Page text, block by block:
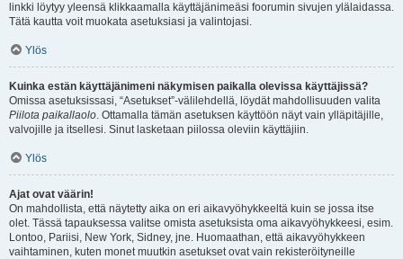
linkki löytyy yleensä klikkaamalla käyttäjänimeäsi foorumin sivujen ylälaidassa.
Tätä kautta voit muokata asetuksiasi ja valintojasi.
Ylös
Kuinka estän käyttäjänimeni näkymisen paikalla olevissa käyttäjissä?
Omissa asetuksissasi, “Asetukset”-välilehdellä, löydät mahdollisuuden valita
Piilota paikallaolo. Ottamalla tämän asetuksen käyttöön näyt vain ylläpitäjille,
valvojille ja itsellesi. Sinut lasketaan piilossa oleviin käyttäjiin.
Ylös
Ajat ovat väärin!
On mahdollista, että näytetty aika on eri aikavyöhykkeeltä kuin se jossa itse
olet. Tässä tapauksessa valitse omista asetuksista oma aikavyöhykkeesi, esim.
Lontoo, Pariisi, New York, Sidney, jne. Huomaathan, että aikavyöhykkeen
vaihtaminen, kuten monet muutkin asetukset ovat vain rekisteröityneille